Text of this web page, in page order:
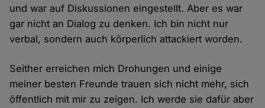
und war auf Diskussionen eingestellt. Aber es war
gar nicht an Dialog zu denken. Ich bin nicht nur
verbal, sondern auch körperlich attackiert worden.
Seither erreichen mich Drohungen und einige
meiner besten Freunde trauen sich nicht mehr, sich
öffentlich mit mir zu zeigen. Ich werde sie dafür aber